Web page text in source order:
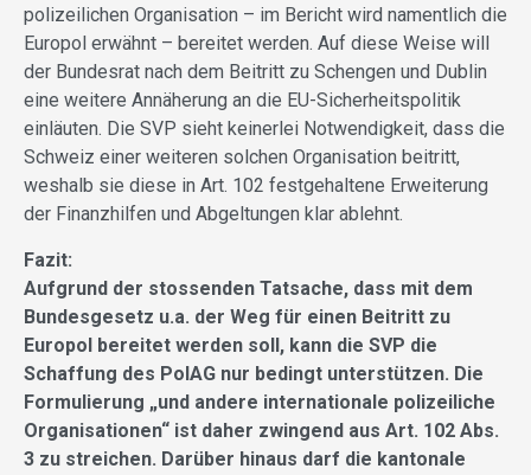
polizeilichen Organisation – im Bericht wird namentlich die
Europol erwähnt – bereitet werden. Auf diese Weise will
der Bundesrat nach dem Beitritt zu Schengen und Dublin
eine weitere Annäherung an die EU-Sicherheitspolitik
einläuten. Die SVP sieht keinerlei Notwendigkeit, dass die
Schweiz einer weiteren solchen Organisation beitritt,
weshalb sie diese in Art. 102 festgehaltene Erweiterung
der Finanzhilfen und Abgeltungen klar ablehnt.
Fazit:
Aufgrund der stossenden Tatsache, dass mit dem
Bundesgesetz u.a. der Weg für einen Beitritt zu
Europol bereitet werden soll, kann die SVP die
Schaffung des PolAG nur bedingt unterstützen. Die
Formulierung „und andere internationale polizeiliche
Organisationen“ ist daher zwingend aus Art. 102 Abs.
3 zu streichen. Darüber hinaus darf die kantonale